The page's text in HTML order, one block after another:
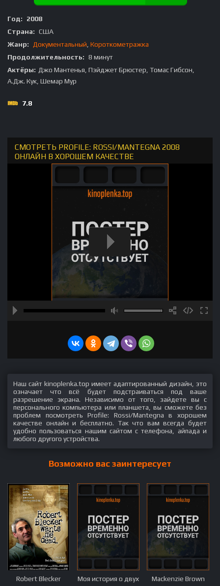
Год:
2008
Страна: США
Жанр:
Документальный Короткометражка
Продолжительность: 8 минут
Актёры: Джо Мантенья, Пэйджет Брюстер, Томас Гибсон,
А.Дж. Кук, Шемар Мур
7.8
СМОТРЕТЬ PROFILE: ROSSI/MANTEGNA 2008
ОНЛАЙН В ХОРОШЕМ КАЧЕСТВЕ
Наш сайт kinoplenka.top имеет адаптированный дизайн, это
означает что всё будет подстраиваться под ваше
разрешение экрана. Независимо от того, зайдете вы с
персонального компьютера или планшета, вы сможете без
проблем посмотреть Profile: Rossi/Mantegna в хорошем
качестве онлайн и бесплатно. Так что вам всегда будет
удобно пользоваться нашим сайтом с телефона, айпада и
любого другого устройства.
Возможно вас заинтересует
Robert Blecker
Моя история о двух
Mackenzie Brown